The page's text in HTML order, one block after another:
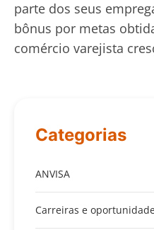
parte dos seus
bônus por metas
comércio varejista
Categorias
ANVISA
Carreiras e